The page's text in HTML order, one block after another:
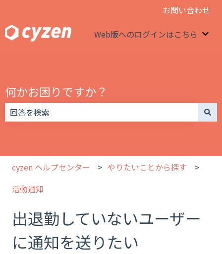
お問い合わせ
Web版へのログインはこちら
何かお困りですか？
cyzen ヘルプセンター
やりたいことから探す
活動通知
出退勤していないユーザー
に通知を送りたい